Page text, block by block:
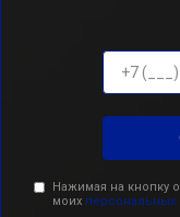
Нажимая на кнопку
моих персональных